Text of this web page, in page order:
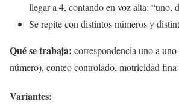
llegar a 4, contando en voz alta: “uno,
Se repite con distintos números y
Qué se trabaja: correspondencia uno a
número), conteo controlado, motricidad
Variantes: